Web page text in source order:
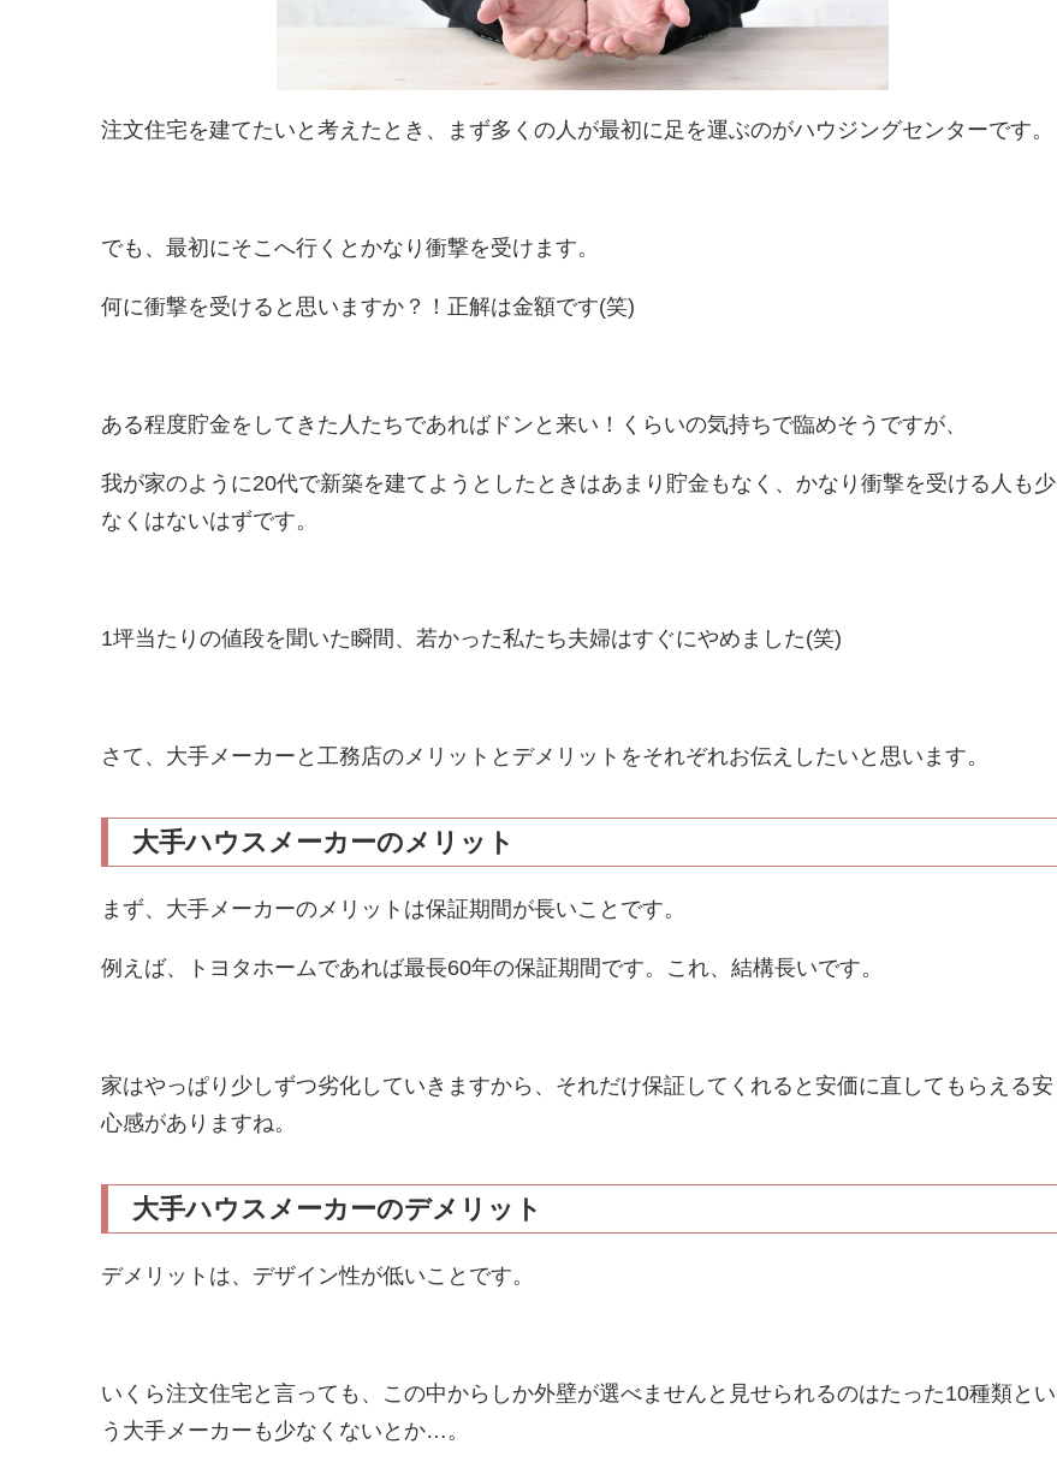
注文住宅を建てたいと考えたとき、まず多くの人が最初に足を運ぶのがハウジングセンターです。
でも、最初にそこへ行くとかなり衝撃を受けます。
何に衝撃を受けると思いますか？！正解は金額です(笑)
ある程度貯金をしてきた人たちであればドンと来い！くらいの気持ちで臨めそうですが、
我が家のように20代で新築を建てようとしたときはあまり貯金もなく、かなり衝撃を受ける人も少
なくはないはずです。
1坪当たりの値段を聞いた瞬間、若かった私たち夫婦はすぐにやめました(笑)
さて、大手メーカーと工務店のメリットとデメリットをそれぞれお伝えしたいと思います。
大手ハウスメーカーのメリット
まず、大手メーカーのメリットは保証期間が長いことです。
例えば、トヨタホームであれば最長60年の保証期間です。これ、結構長いです。
家はやっぱり少しずつ劣化していきますから、それだけ保証してくれると安価に直してもらえる安
心感がありますね。
大手ハウスメーカーのデメリット
デメリットは、デザイン性が低いことです。
いくら注文住宅と言っても、この中からしか外壁が選べませんと見せられるのはたった10種類とい
う大手メーカーも少なくないとか…。